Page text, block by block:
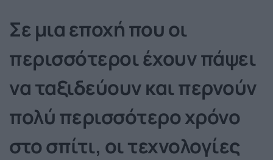
Σε μια εποχή που οι
περισσότεροι έχουν πάψει
να ταξιδεύουν και περνούν
πολύ περισσότερο χρόνο
στο σπίτι, οι τεχνολογίες